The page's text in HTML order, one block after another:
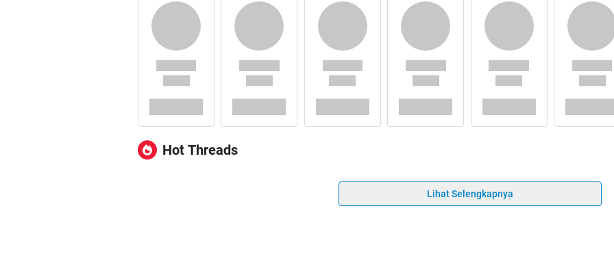
Hot Threads
Lihat Selengkapnya